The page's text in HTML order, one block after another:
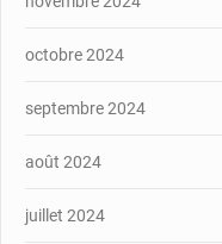
octobre 2024
septembre 2024
août 2024
juillet 2024